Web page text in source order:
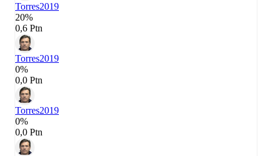
Torres2019
20%
0,6 Ptn
Torres2019
0%
0,0 Ptn
Torres2019
0%
0,0 Ptn